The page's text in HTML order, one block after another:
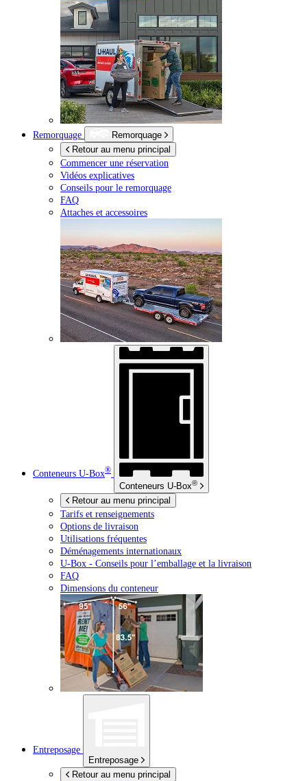
Remorquage
Remorquage
Retour au menu principal
Commencer une réservation
Vidéos explicatives
Conseils pour le remorquage
FAQ
Attaches et accessoires
Conteneurs U-Box®
Conteneurs U-Box®
Retour au menu principal
Tarifs et renseignements
Options de livraison
Utilisations fréquentes
Déménagements internationaux
U-Box - Conseils pour l’emballage et la livraison
FAQ
Dimensions du conteneur
Entreposage
Entreposage
Retour au menu principal